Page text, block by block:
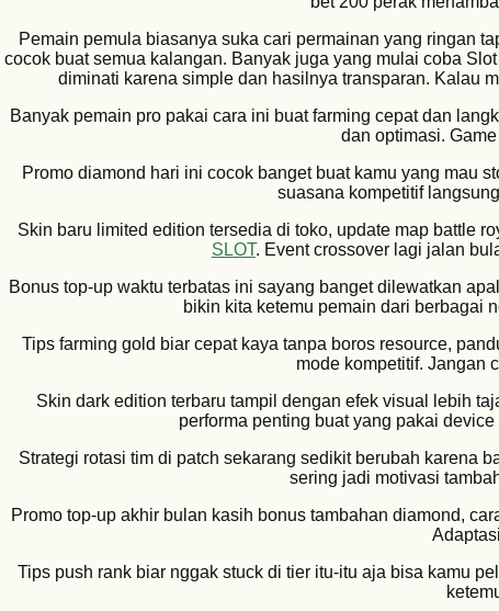
Pemain pemula biasanya suka cari permainan yang ringan
cocok buat semua kalangan. Banyak juga yang mulai coba
diminati karena simple dan hasilnya transparan. Kalau
Banyak pemain pro pakai cara ini buat farming cepat dan
dan optimasi.
Promo diamond hari ini cocok banget buat kamu yang mau
suasana kompetitif
Skin baru limited edition tersedia di toko, update map battle
SLOT. Event crossover lagi jalan
Bonus top-up waktu terbatas ini sayang banget dilewatkan
bikin kita ketemu pemain dari berbagai
Tips farming gold biar cepat kaya tanpa boros resource,
mode kompetitif. Jangan
Skin dark edition terbaru tampil dengan efek visual lebih
performa penting buat yang pakai
Strategi rotasi tim di patch sekarang sedikit berubah karena
sering jadi motivasi
Promo top-up akhir bulan kasih bonus tambahan diamond,
Tips push rank biar nggak stuck di tier itu-itu aja bisa kamu